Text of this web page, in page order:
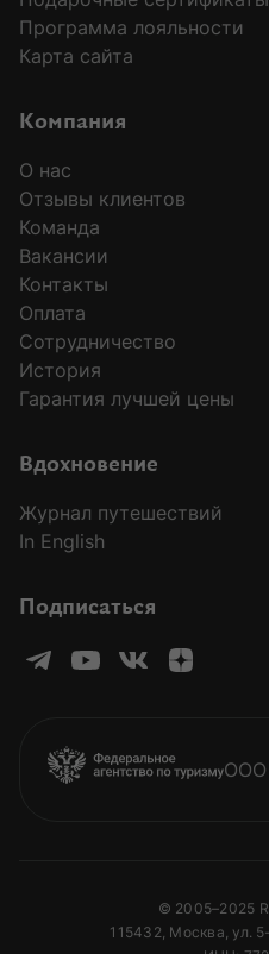
Программа лояльности
Карта сайта
Компания
О нас
Отзывы клиентов
Команда
Вакансии
Контакты
Оплата
Сотрудничество
История
Гарантия лучшей цены
Вдохновение
Журнал путешествий
In English
Подписаться
ООО
© 2005–2025
115432, Москва, ул.